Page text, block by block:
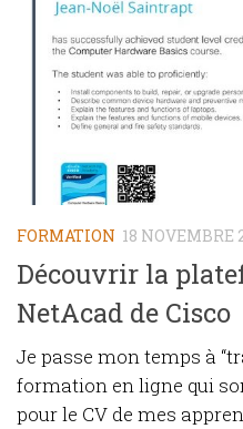
FORMATION 18 NOVEMBRE
Découvrir la
NetAcad de Cisco
Je passe mon temps à
formation en ligne qui
pour le CV de mes